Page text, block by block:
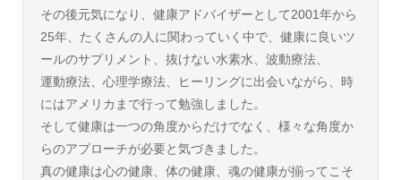
その後元気になり、健康アドバイザーとして2001年から
25年、たくさんの人に関わっていく中で、健康に良いツ
ールのサプリメント、抜けない水素水、波動療法、
運動療法、心理学療法、ヒーリングに出会いながら、時
にはアメリカまで行って勉強しました。
そして健康は一つの角度からだけでなく、様々な角度か
らのアプローチが必要と気づきました。
真の健康は心の健康、体の健康、魂の健康が揃ってこそ